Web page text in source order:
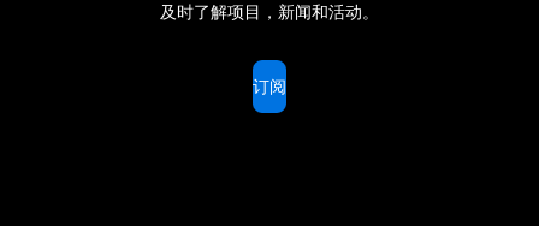
及时了解项目，新闻和活动。
订阅